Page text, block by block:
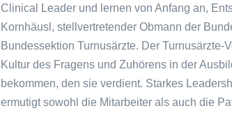
Clinical Leader und lernen von Anfang an,
Kornhäusl, stellvertretender Obmann der
Bundessektion Turnusärzte. Der
Kultur des Fragens und Zuhörens in der
bekommen, den sie verdient. Starkes
ermutigt sowohl die Mitarbeiter als auch die